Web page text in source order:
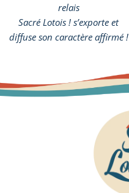
relais
Sacré Lotois ! s’exporte et
diffuse son caractère affirmé !